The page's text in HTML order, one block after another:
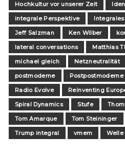
Hochkultur vor unserer Zeit
integrale Perspektive
Jeff Salzman
Ken Wilber
lateral conversations
Matthias
michael gleich
Netzneutralität
postmoderne
Postpostmoderne
Radio Evolve
Reinventing
Spiral Dynamics
Stufe
Tom Amarque
Tom Steininger
Trump integral
vmem Welle